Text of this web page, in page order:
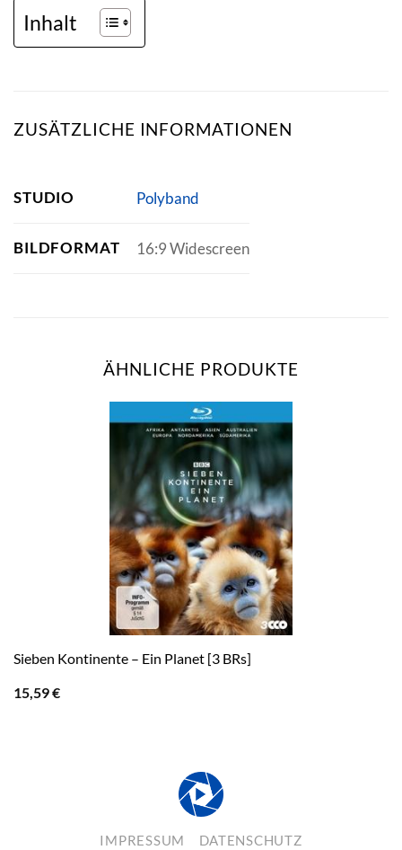
Inhalt
ZUSÄTZLICHE INFORMATIONEN
STUDIO Polyband
BILDFORMAT 16:9 Widescreen
ÄHNLICHE PRODUKTE
Sieben Kontinente – Ein Planet [3 BRs]
15,59€
IMPRESSUM DATENSCHUTZ